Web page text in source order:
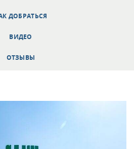
ДОБРАТЬСЯ
ВИДЕО
ОТЗЫВЫ